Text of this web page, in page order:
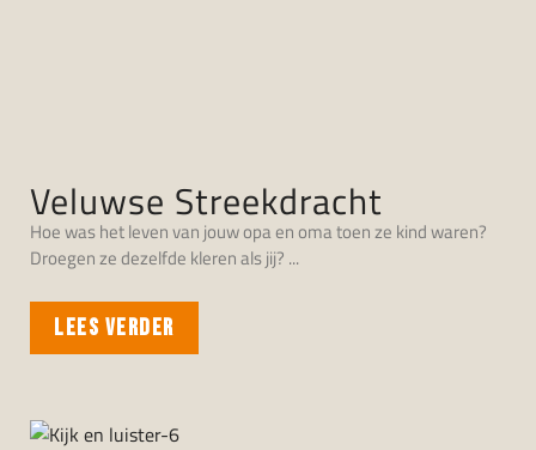
Veluwse Streekdracht
Hoe was het leven van jouw opa en oma toen ze kind waren?
Droegen ze dezelfde kleren als jij?
LEES VERDER